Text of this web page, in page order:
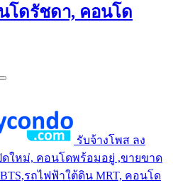
โดรัชดา, คอนโด
รับจ้างโพส ลง
ใหม่, คอนโดพร้อมอยู่ ,ขายขาด
รถไฟฟ้าใต้ดิน MRT, คอนโด